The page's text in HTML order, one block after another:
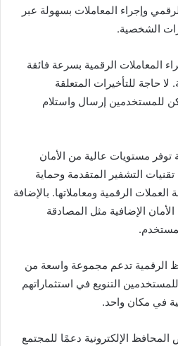
وإجراء المعاملات بسهولة عبر
الشخصية.
المعاملات الرقمية بسرعة فائقة
لا حاجة للتأخيرات المتعلقة
للمستخدمين إرسال واستلام
توفر مستويات عالية من الأمان
التشفير المتقدمة وحماية
الرقمية ومعاملاتها. بالإضافة
الإضافية مثل المصادقة
الرقمية تدعم مجموعة واسعة من
للمستخدمين التنويع في استثماراتهم
في مكان واحد.
الإلكترونية دعمًا للمجتمع